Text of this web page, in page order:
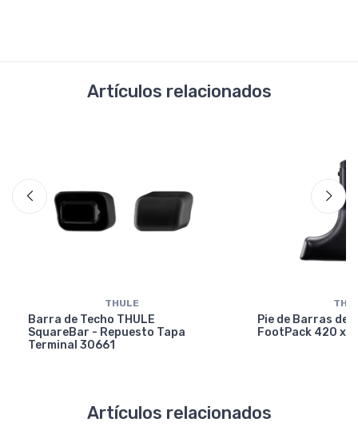
Artículos relacionados
THULE
Barra de Techo THULE
SquareBar - Repuesto Tapa
Terminal 30661
Pie de Barras de
FootPack 420
Artículos relacionados